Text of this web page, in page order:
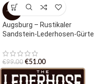
-48%
Augsburg – Rustikaler
Sandstein-Lederhosen-Gürtel
€99.00 €51.00